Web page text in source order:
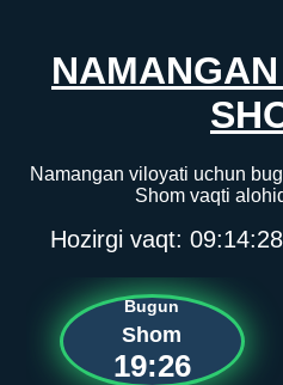
Namangan viloyati uchun
Shom vaqti
Hozirgi vaqt: 09:14:28
Bugun
Shom
19:26